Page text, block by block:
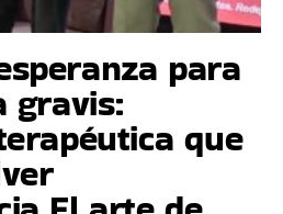
para
gravis:
que